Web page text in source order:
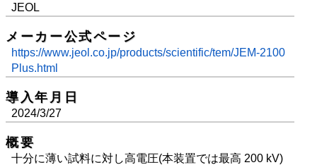
JEOL
メーカー公式ページ
https://www.jeol.co.jp/products/scientific/tem/JEM-2100
Plus.html
導入年月日
2024/3/27
概要
十分に薄い試料に対し高電圧(本装置では最高 200 kV)